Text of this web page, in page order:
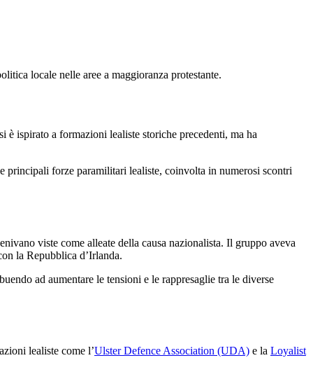
locale nelle aree a maggioranza protestante.
ispirato a formazioni lealiste storiche precedenti, ma ha
principali forze paramilitari lealiste, coinvolta in numerosi scontri
viste come alleate della causa nazionalista. Il gruppo aveva
la Repubblica d’Irlanda.
ad aumentare le tensioni e le rappresaglie tra le diverse
lealiste come l’Ulster Defence Association (UDA) e la Loyalist